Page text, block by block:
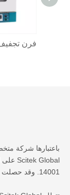
الدقة الأفقية الفرن تجفيف الهواء القسري
باعتبارها شركة
14001. وقد حصلت جميع منتجاتنا تقريبًا على اعتماد ETL وCE وFDA.